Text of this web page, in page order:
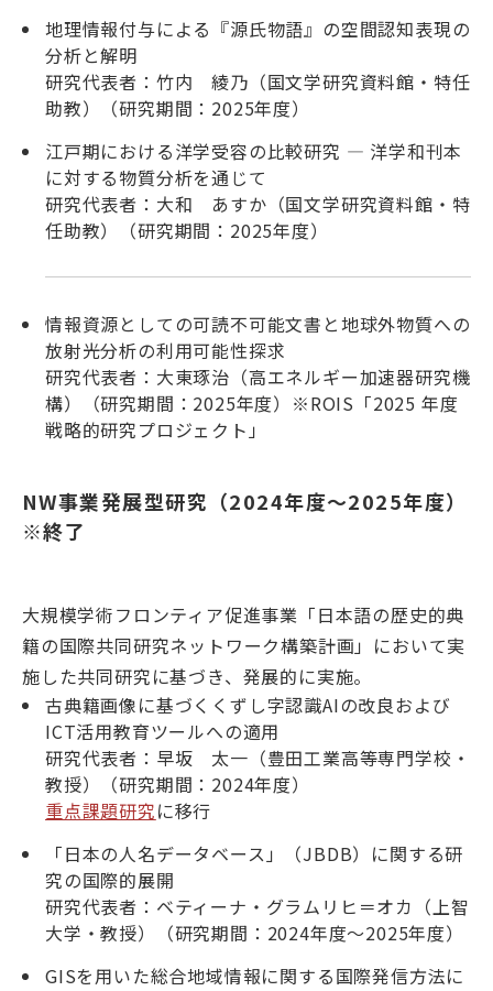
地理情報付与による『源氏物語』の空間認知表現の
分析と解明
研究代表者：竹内 綾乃（国文学研究資料館・特任
助教）（研究期間：2025年度）
江戸期における洋学受容の比較研究 ― 洋学和刊本
に対する物質分析を通じて
研究代表者：大和 あすか（国文学研究資料館・特
任助教）（研究期間：2025年度）
情報資源としての可読不可能文書と地球外物質への
放射光分析の利用可能性探求
研究代表者：大東琢治（高エネルギー加速器研究機
構）（研究期間：2025年度）※ROIS「2025 年度
戦略的研究プロジェクト」
NW事業発展型研究（2024年度～2025年度）
※終了
大規模学術フロンティア促進事業「日本語の歴史的典
籍の国際共同研究ネットワーク構築計画」において実
施した共同研究に基づき、発展的に実施。
古典籍画像に基づくくずし字認識AIの改良および
ICT活用教育ツールへの適用
研究代表者：早坂 太一（豊田工業高等専門学校・
教授）（研究期間：2024年度）
重点課題研究に移行
「日本の人名データベース」（JBDB）に関する研
究の国際的展開
研究代表者：ベティーナ・グラムリヒ＝オカ（上智
大学・教授）（研究期間：2024年度～2025年度）
GISを用いた総合地域情報に関する国際発信方法に